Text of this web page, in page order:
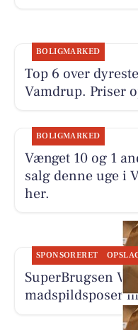
BOLIGMARKED
Top 6 over
Vamdrup. Priser
BOLIGMARKED
Vænget 10 og 1
salg denne uge i
her.
SPONSORERET
SuperBrugsen
madspildsposer